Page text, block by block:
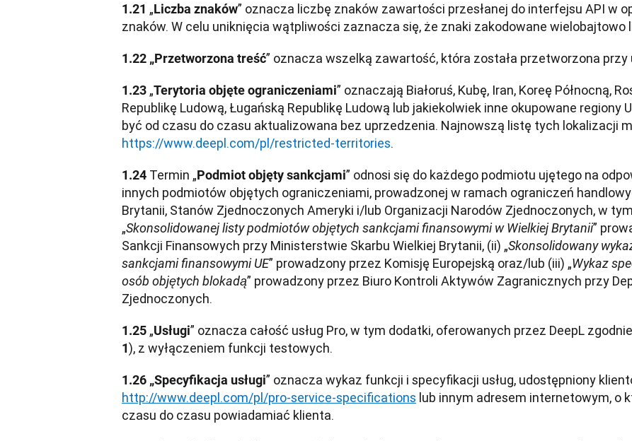
1.21 „Liczba znaków” oznacza liczbę znaków zawartości przesłanej do interfejsu API w
znaków. W celu uniknięcia wątpliwości zaznacza się, że znaki zakodowane wielobajtowo
1.22 „Przetworzona treść” oznacza wszelką zawartość, która została przetworzona przy
1.23 „Terytoria objęte ograniczeniami” oznaczają Białoruś, Kubę, Iran, Koreę Północną,
Republikę Ludową, Ługańską Republikę Ludową lub jakiekolwiek inne okupowane regiony
https://www.deepl.com/pl/restricted-territories.
1.24 Termin „Podmiot objęty sankcjami” odnosi się do każdego podmiotu ujętego na
innych podmiotów objętych ograniczeniami, prowadzonej w ramach ograniczeń
Brytanii, Stanów Zjednoczonych Ameryki i/lub Organizacji Narodów Zjednoczonych, w
„Skonsolidowanej listy podmiotów objętych sankcjami finansowymi w Wielkiej Brytanii”
Sankcji Finansowych przy Ministerstwie Skarbu Wielkiej Brytanii, (ii) „Skonsolidowany
sankcjami finansowymi UE” prowadzony przez Komisję Europejską oraz/lub (iii) „Wykaz
osób objętych blokadą” prowadzony przez Biuro Kontroli Aktywów Zagranicznych przy
Zjednoczonych.
1.25 „Usługi” oznacza całość usług Pro, w tym dodatki, oferowanych przez DeepL
1), z wyłączeniem funkcji testowych.
1.26 „Specyfikacja usługi
http://www.deepl.com/pl/pro-service-specifications lub innym adresem internetowym, o
czasu do czasu powiadamiać klienta.